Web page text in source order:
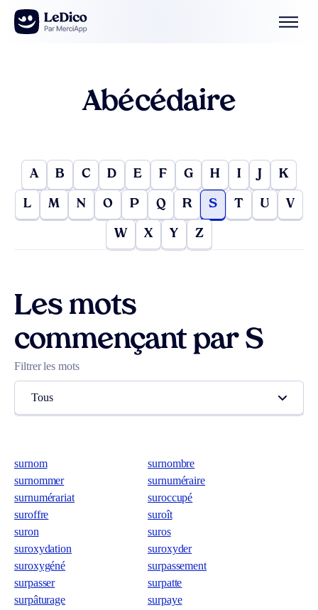
Aller au contenu
Abécédaire
A B C D E F G H I J K
L M N O P Q R S T U V
W X Y Z
Les mots
commençant par S
Filtrer les mots
Tous
surnom
surnombre
surnommer
surnuméraire
surnumérariat
suroccupé
suroffre
suroît
suron
suros
suroxydation
suroxyder
suroxygéné
surpassement
surpasser
surpatte
surpâturage
surpaye